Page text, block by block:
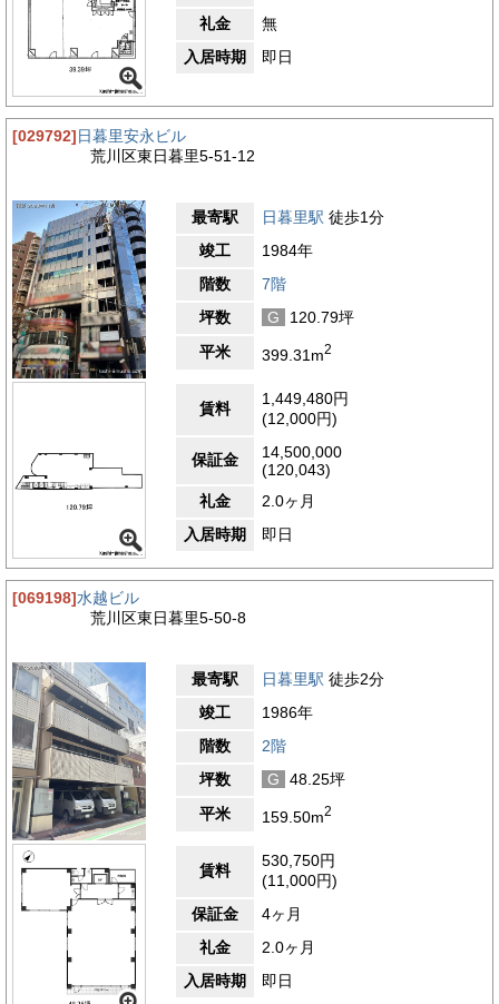
礼金
無
入居時期
即日
[029792]日暮里安永ビル
荒川区東日暮里5-51-12
最寄駅 日暮里駅 徒歩1分
竣工
1984年
階数
7階
坪数
G
120.79坪
平米
399.31m2
賃料
1,449,480円
(12,000円)
保証金
14,500,000
(120,043)
礼金
2.0ヶ月
入居時期
即日
[069198]水越ビル
荒川区東日暮里5-50-8
最寄駅 日暮里駅 徒歩2分
竣工
1986年
階数
2階
坪数
G
48.25坪
平米
159.50m2
賃料
530,750円
(11,000円)
保証金
4ヶ月
礼金
2.0ヶ月
入居時期
即日